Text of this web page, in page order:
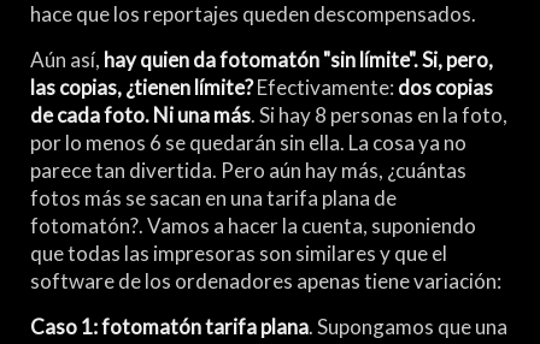
hace que los reportajes queden descompensados.
Aún así, hay quien da fotomatón "sin límite". Si, pero,
las copias, ¿tienen límite?Efectivamente: dos copias
de cada foto. Ni una más. Si hay 8 personas en la foto,
por lo menos 6 se quedarán sin ella. La cosa ya no
parece tan divertida. Pero aún hay más, ¿cuántas
fotos más se sacan en una tarifa plana de
fotomatón?. Vamos a hacer la cuenta, suponiendo
que todas las impresoras son similares y que el
software de los ordenadores apenas tiene variación:
Caso 1: fotomatón tarifa plana. Supongamos que una